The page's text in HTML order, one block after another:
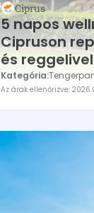
Ciprus
5 napos
Cipruson
és reggelivel
Kategória:
Az árak ellenőrizve: